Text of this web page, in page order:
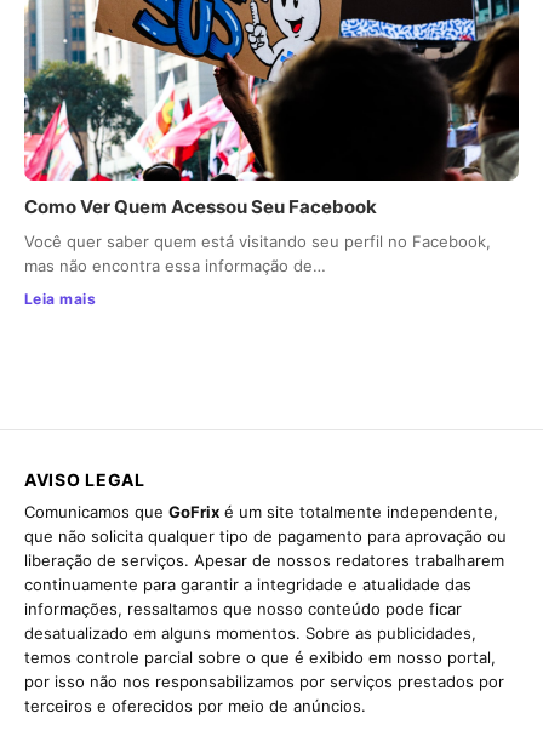
Como Ver Quem Acessou Seu Facebook
Você quer saber quem está visitando seu perfil no Facebook,
mas não encontra essa informação de…
Leia mais
AVISO LEGAL
Comunicamos que GoFrix é um site totalmente independente,
que não solicita qualquer tipo de pagamento para aprovação ou
liberação de serviços. Apesar de nossos redatores trabalharem
continuamente para garantir a integridade e atualidade das
informações, ressaltamos que nosso conteúdo pode ficar
desatualizado em alguns momentos. Sobre as publicidades,
temos controle parcial sobre o que é exibido em nosso portal,
por isso não nos responsabilizamos por serviços prestados por
terceiros e oferecidos por meio de anúncios.